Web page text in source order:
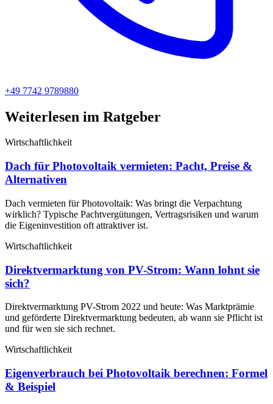
+49 7742 9789880
Weiterlesen im Ratgeber
Wirtschaftlichkeit
Dach für Photovoltaik vermieten: Pacht, Preise &
Alternativen
Dach vermieten für Photovoltaik: Was bringt die Verpachtung
wirklich? Typische Pachtvergütungen, Vertragsrisiken und warum
die Eigeninvestition oft attraktiver ist.
Wirtschaftlichkeit
Direktvermarktung von PV-Strom: Wann lohnt sie
sich?
Direktvermarktung PV-Strom 2022 und heute: Was Marktprämie
und geförderte Direktvermarktung bedeuten, ab wann sie Pflicht ist
und für wen sie sich rechnet.
Wirtschaftlichkeit
Eigenverbrauch bei Photovoltaik berechnen: Formel
& Beispiel